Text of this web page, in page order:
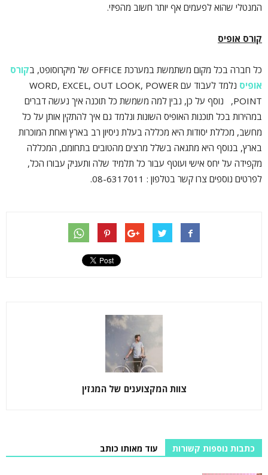
המנטלי שהוא לפעמים אף יותר חשוב מהפיזי.
קורס אופיס
כל חברה בכל מקום משתמשת במערכת OFFICE של מיקרוסופט, ב
קורס
אופיס
נלמד לעבוד עם WORD, EXCEL, OUT LOOK, POWER
POINT, נוסף על כן, נבין למה משמשת כל תוכנה איך נעשה דברים
במהירות בכל תוכנות האופיס השונות ונלמד גם איך להתקין אותן על כל
מחשב, מכללת יסודות היא מכללה בעלת ניסיון רב בארץ ואחת המוכרות
בארץ, בנוסף היא מתגאה בשלל מרצים מהטובים בתחומם, המכללה
מקפידה על יחס אישי ועוטף עבור כל תלמיד שלה ותעניק עבורו הכל,
לפרטים נוספים צרו קשר בטלפון : 08-6317011.
צוות המקצוענים של המגזין
כתבות נוספות קשורות עוד מאותו כותב